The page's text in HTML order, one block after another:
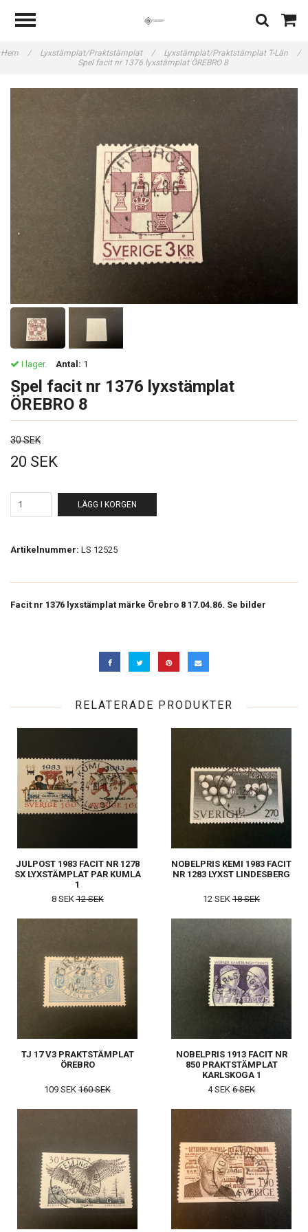
Hem / Lyxstämplat/Praktstämplat / Lyxstämplat/Praktstämplat T-Län
/
Spel facit nr 1376 lyxstämplat ÖREBRO 8
I lager. Antal: 1
Spel facit nr 1376 lyxstämplat
ÖREBRO 8
30 SEK
20 SEK
LÄGG I KORGEN
Artikelnummer: LS 12525
Facit nr 1376 lyxstämplat märke Örebro 8 17.04.86. Se bilder
RELATERADE PRODUKTER
JULPOST 1983 FACIT NR 1278
SX LYXSTÄMPLAT PAR KUMLA
1
8 SEK12 SEK
NOBELPRIS KEMI 1983 FACIT
NR 1283 LYXST LINDESBERG
12 SEK 18 SEK
TJ 17 V3 PRAKTSTÄMPLAT
ÖREBRO
109 SEK 160 SEK
NOBELPRIS 1913 FACIT NR
850 PRAKTSTÄMPLAT
KARLSKOGA 1
4 SEK 6 SEK